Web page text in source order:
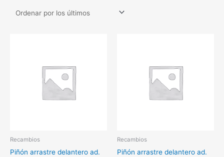
Recambios
Piñón arrastre delantero ad.
Recambios
Piñón arrastre delantero ad.